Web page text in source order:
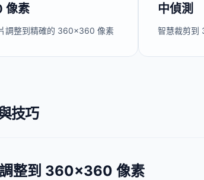
像素
調整到精確的 360×360 像素
中偵測
智慧裁剪到
技巧
整到 360×360 像素